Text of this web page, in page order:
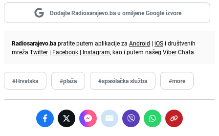
Dodajte Radiosarajevo.ba u omiljene Google izvore
Radiosarajevo.bapratite putem aplikacije za Android | iOS i društvenih
mreža Twitter | Facebook | Instagram, kao i putem našeg ViberChata.
#Hrvatska #plaža #spasilačka služba #more